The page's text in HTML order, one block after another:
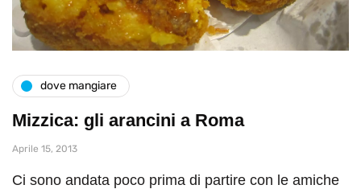
dove mangiare
Mizzica: gli arancini a Roma
Aprile 15, 2013
Ci sono andata poco prima di partire con le amiche